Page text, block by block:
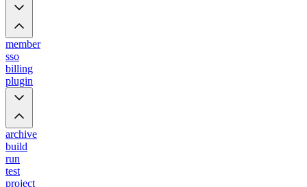
member
sso
billing
plugin
archive
build
run
test
project